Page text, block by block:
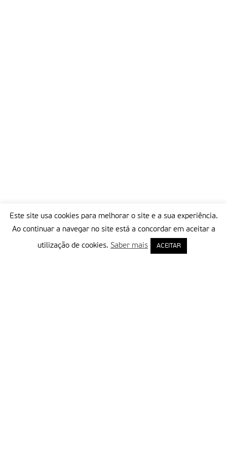
Este site usa cookies para melhorar o site e a sua experiência.
Ao continuar a navegar no site está a concordar em aceitar a
utilização de cookies. Saber mais ACEITAR